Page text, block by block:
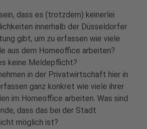
dass es (trotzdem) keinerlei
innerhalb der Düsseldorfer
gibt, um zu erfassen wie viele
aus dem Homeoffice arbeiten?
keine Meldepflicht?
in der Privatwirtschaft hier in
ganz konkret wie viele ihrer
im Homeoffice arbeiten. Was sind
dass das bei der Stadt
möglich ist?